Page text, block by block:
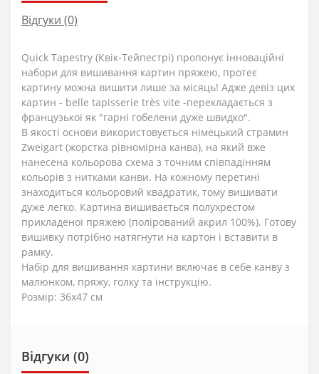
Відгуки (0)
Quick Tapestry (Квік-Тейпестрі) пропонує інноваційні
набори для вишивання картин пряжею, протеє
картину можна вишити лише за місяць! Адже девіз цих
картин - belle tapisserie très vite -перекладається з
французької як "гарні гобелени дуже швидко".
В якості основи використовується німецький страмин
Zweigart (жорстка рівномірна канва), на який вже
нанесена кольорова схема з точним співпадінням
кольорів з нитками канви. На кожному перетині
знаходиться кольоровий квадратик, тому вишивати
дуже легко. Картина вишивається полухрестом
прикладеної пряжею (полірований акрил 100%). Готову
вишивку потрібно натягнути на картон і вставити в
рамку.
Набір для вишивання картини включає в себе канву з
малюнком, пряжу, голку та інструкцію.
Розмір: 36x47 см
Відгуки (0)